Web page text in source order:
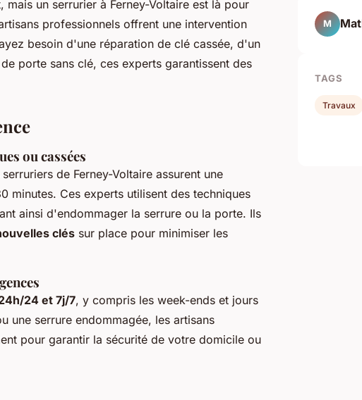
un serrurier à Ferney-Voltaire est là pour
professionnels offrent une intervention
besoin d'une réparation de clé cassée, d'un
porte sans clé, ces experts garantissent des
ou cassées
serruriers de Ferney-Voltaire assurent une
minutes. Ces experts utilisent des techniques
ainsi d'endommager la serrure ou la porte. Ils
clés sur place pour minimiser les
24 et 7j/7, y compris les week-ends et jours
une serrure endommagée, les artisans
pour garantir la sécurité de votre domicile ou
M
TAGS
Travaux